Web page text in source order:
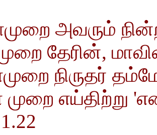
அவரும்
தேரின்,
நிருதர்
முறை எய்திற்று